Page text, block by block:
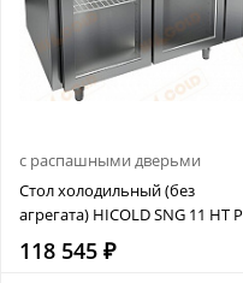
с распашными дверьми
Стол холодильный (без
агрегата) HICOLD SNG 11 HT P
118 545 ₽